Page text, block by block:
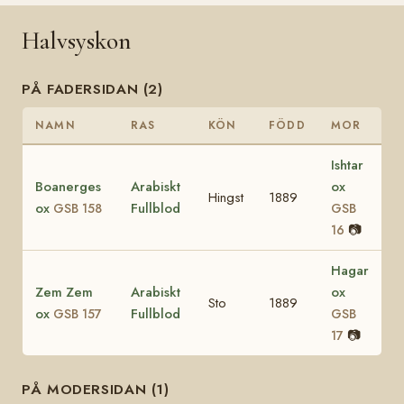
Halvsyskon
PÅ FADERSIDAN (2)
NAMN RAS KÖN FÖDD MOR
Boanerges
ox GSB 158
Arabiskt
Fullblod
Hingst 1889
Ishtar
ox
GSB
16 📷
Zem Zem
ox GSB 157
Arabiskt
Fullblod
Sto 1889
Hagar
ox
GSB
17 📷
PÅ MODERSIDAN (1)